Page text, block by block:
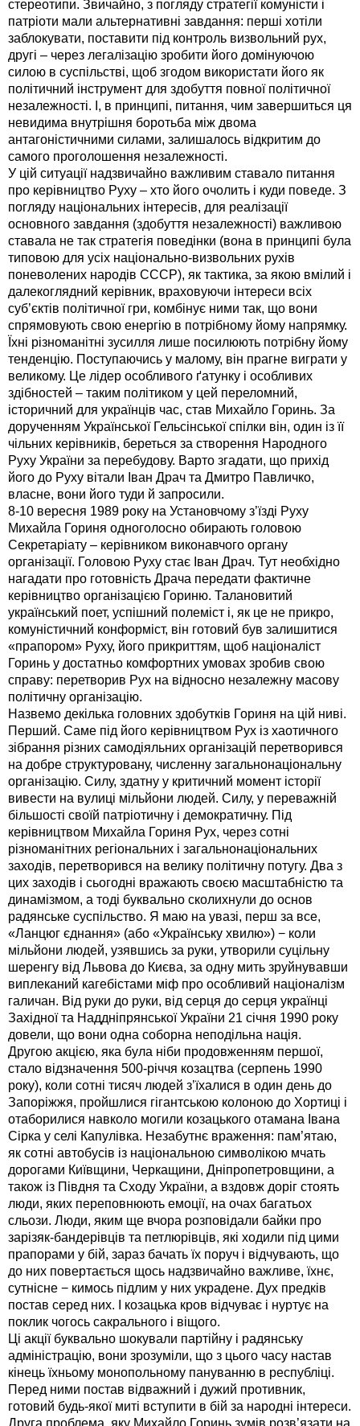
стереотипи. Звичайно, з погляду стратегії комуністи і
патріоти мали альтернативні завдання: перші хотіли
заблокувати, поставити під контроль визвольний рух,
другі – через легалізацію зробити його домінуючою
силою в суспільстві, щоб згодом використати його як
політичний інструмент для здобуття повної політичної
незалежності. І, в принципі, питання, чим завершиться ця
невидима внутрішня боротьба між двома
антагоністичними силами, залишалось відкритим до
самого проголошення незалежності.
У цій ситуації надзвичайно важливим ставало питання
про керівництво Руху – хто його очолить і куди поведе. З
погляду національних інтересів, для реалізації
основного завдання (здобуття незалежності) важливою
ставала не так стратегія поведінки (вона в принципі була
типовою для усіх національно-визвольних рухів
поневолених народів СССР), як тактика, за якою вмілий і
далекоглядний керівник, враховуючи інтереси всіх
суб’єктів політичної гри, комбінує ними так, що вони
спрямовують свою енергію в потрібному йому напрямку.
Їхні різноманітні зусилля лише посилюють потрібну йому
тенденцію. Поступаючись у малому, він прагне виграти у
великому. Це лідер особливого ґатунку і особливих
здібностей – таким політиком у цей переломний,
історичний для українців час, став Михайло Горинь. За
дорученням Української Гельсінської спілки він, один із її
чільних керівників, береться за створення Народного
Руху України за перебудову. Варто згадати, що прихід
його до Руху вітали Іван Драч та Дмитро Павличко,
власне, вони його туди й запросили.
8-10 вересня 1989 року на Установчому з’їзді Руху
Михайла Гориня одноголосно обирають головою
Секретаріату – керівником виконавчого органу
організації. Головою Руху стає Іван Драч. Тут необхідно
нагадати про готовність Драча передати фактичне
керівництво організацією Гориню. Талановитий
український поет, успішний полеміст і, як це не прикро,
комуністичний конформіст, він готовий був залишитися
«прапором» Руху, його прикриттям, щоб націоналіст
Горинь у достатньо комфортних умовах зробив свою
справу: перетворив Рух на відносно незалежну масову
політичну організацію.
Назвемо декілька головних здобутків Гориня на цій ниві.
Перший. Саме під його керівництвом Рух із хаотичного
зібрання різних самодіяльних організацій перетворився
на добре структуровану, численну загальнонаціональну
організацію. Силу, здатну у критичний момент історії
вивести на вулиці мільйони людей. Силу, у переважній
більшості своїй патріотичну і демократичну. Під
керівництвом Михайла Гориня Рух, через сотні
різноманітних регіональних і загальнонаціональних
заходів, перетворився на велику політичну потугу. Два з
цих заходів і сьогодні вражають своєю масштабністю та
динамізмом, а тоді буквально сколихнули до основ
радянське суспільство. Я маю на увазі, перш за все,
«Ланцюг єднання» (або «Українську хвилю») − коли
мільйони людей, узявшись за руки, утворили суцільну
шеренгу від Львова до Києва, за одну мить зруйнувавши
виплеканий кагебістами міф про особливий націоналізм
галичан. Від руки до руки, від серця до серця українці
Західної та Наддніпрянської України 21 січня 1990 року
довели, що вони одна соборна неподільна нація.
Другою акцією, яка була ніби продовженням першої,
стало відзначення 500-річчя козацтва (серпень 1990
року), коли сотні тисяч людей з’їхалися в один день до
Запоріжжя, пройшлися гігантською колоною до Хортиці і
отаборилися навколо могили козацького отамана Івана
Сірка у селі Капулівка. Незабутнє враження: пам’ятаю,
як сотні автобусів із національною символікою мчать
дорогами Київщини, Черкащини, Дніпропетровщини, а
також із Півдня та Сходу України, а вздовж доріг стоять
люди, яких переповнюють емоції, на очах багатьох
сльози. Люди, яким ще вчора розповідали байки про
зарізяк-бандерівців та петлюрівців, які ходили під цими
прапорами у бій, зараз бачать їх поруч і відчувають, що
до них повертається щось надзвичайно важливе, їхнє,
сутнісне − кимось підлим у них украдене. Дух предків
постав серед них. І козацька кров відчуває і нуртує на
поклик чогось сакрального і віщого.
Ці акції буквально шокували партійну і радянську
адміністрацію, вони зрозуміли, що з цього часу настав
кінець їхньому монопольному пануванню в республіці.
Перед ними постав відважний і дужий противник,
готовий будь-якої миті вступити в бій за народні інтереси.
Друга проблема, яку Михайло Горинь зумів розв’язати на